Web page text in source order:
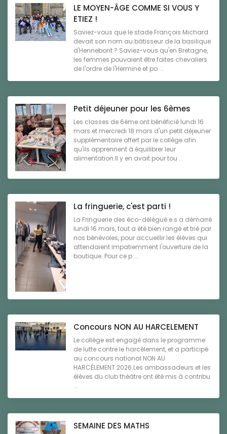
LE MOYEN-ÂGE COMME SI VOUS Y
ETIEZ !
Saviez-vous que le stade François Michard
devait son nom au bâtisseur de la basilique
d'Hennebont ? Saviez-vous qu'en Bretagne,
les femmes pouvaient être faites chevaliers
de l'ordre de l'Hermine et po ...
Petit déjeuner pour les 6èmes
Les classes de 6ème ont bénéficié lundi 16
mars et mercredi 18 mars d'un petit déjeuner
supplémentaire offert par le collège afin
qu'ils apprennent à équilibrer leur
alimentation.Il y en avait pour tou ...
La fringuerie, c'est parti !
La Fringuerie des éco-délégué.e.s a démarré
lundi 16 mars, tout a été bien rangé et trié par
nos bénévoles, pour accueillir les élèves qui
attendaient impatiemment l'ouverture de la
boutique. Pour ce p ...
Concours NON AU HARCELEMENT
Le collège est engagé dans le programme
de lutte contre le harcèlement, et a participé
au concours national NON AU
HARCÈLEMENT 2026.Les ambassadeurs et les
élèves du club théâtre ont été mis à contribu
...
SEMAINE DES MATHS